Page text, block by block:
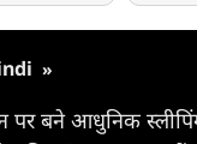
»
पर बने आधुनिक स्लीपिंग